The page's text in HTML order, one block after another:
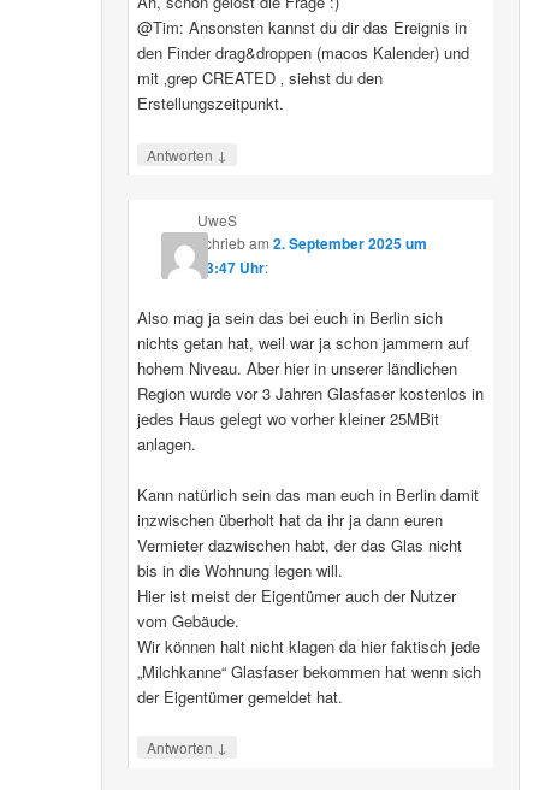
@Tim: Ansonsten kannst du dir das Ereignis in
den Finder drag&droppen (macos Kalender) und
mit ‚grep CREATED ‚ siehst du den
Erstellungszeitpunkt.
Antworten ↓
UweS
schriebam 2. September 2025 um
13:47 Uhr:
Also mag ja sein das bei euch in Berlin sich
nichts getan hat, weil war ja schon jammern auf
hohem Niveau. Aber hier in unserer ländlichen
Region wurde vor 3 Jahren Glasfaser kostenlos in
jedes Haus gelegt wo vorher kleiner 25MBit
anlagen.
Kann natürlich sein das man euch in Berlin damit
inzwischen überholt hat da ihr ja dann euren
Vermieter dazwischen habt, der das Glas nicht
bis in die Wohnung legen will.
Hier ist meist der Eigentümer auch der Nutzer
vom Gebäude.
Wir können halt nicht klagen da hier faktisch jede
„Milchkanne“ Glasfaser bekommen hat wenn sich
der Eigentümer gemeldet hat.
Antworten ↓